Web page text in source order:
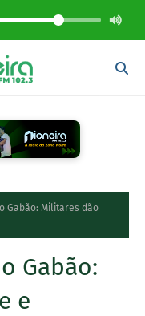
Gabão: Militares dão
Gabão:
e